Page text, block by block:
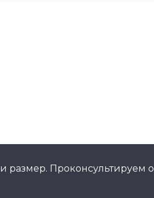
размер. Проконсультируем о